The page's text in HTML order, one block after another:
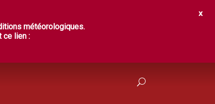
météorologiques.
ce lien :